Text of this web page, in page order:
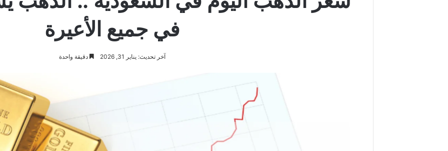
في جميع الأعيرة
آخر تحديث: يناير 31, 2026 دقيقة واحدة